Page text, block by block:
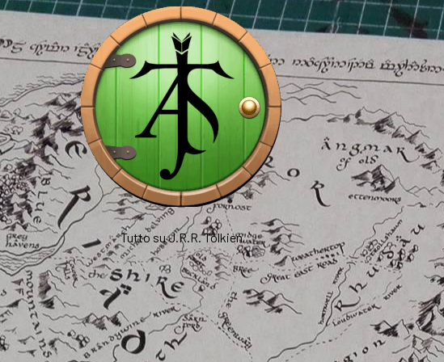
Tutto su J.R.R. Tolkien